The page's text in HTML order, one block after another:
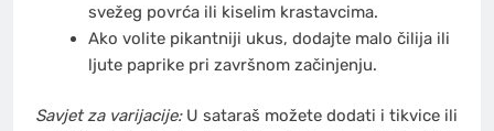
svežeg povrća ili kiselim krastavcima.
Ako volite pikantniji ukus, dodajte malo čilija ili
ljute paprike pri završnom začinjenju.
Savjet za varijacije:U sataraš možete dodati i tikvice ili